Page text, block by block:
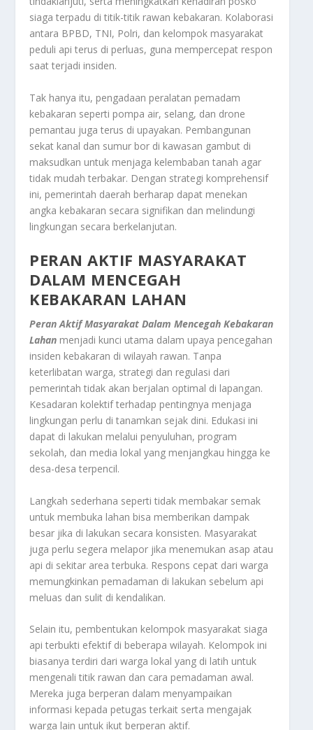
siaga terpadu di titik-titik rawan kebakaran. Kolaborasi
antara BPBD, TNI, Polri, dan kelompok masyarakat
peduli api terus di perluas, guna mempercepat respon
saat terjadi insiden.
Tak hanya itu, pengadaan peralatan pemadam
kebakaran seperti pompa air, selang, dan drone
pemantau juga terus di upayakan. Pembangunan
sekat kanal dan sumur bor di kawasan gambut di
maksudkan untuk menjaga kelembaban tanah agar
tidak mudah terbakar. Dengan strategi komprehensif
ini, pemerintah daerah berharap dapat menekan
angka kebakaran secara signifikan dan melindungi
lingkungan secara berkelanjutan.
PERAN AKTIF MASYARAKAT
DALAM MENCEGAH
KEBAKARAN LAHAN
Peran Aktif Masyarakat Dalam Mencegah Kebakaran
Lahan menjadi kunci utama dalam upaya pencegahan
insiden kebakaran di wilayah rawan. Tanpa
keterlibatan warga, strategi dan regulasi dari
pemerintah tidak akan berjalan optimal di lapangan.
Kesadaran kolektif terhadap pentingnya menjaga
lingkungan perlu di tanamkan sejak dini. Edukasi ini
dapat di lakukan melalui penyuluhan, program
sekolah, dan media lokal yang menjangkau hingga ke
desa-desa terpencil.
Langkah sederhana seperti tidak membakar semak
untuk membuka lahan bisa memberikan dampak
besar jika di lakukan secara konsisten. Masyarakat
juga perlu segera melapor jika menemukan asap atau
api di sekitar area terbuka. Respons cepat dari warga
memungkinkan pemadaman di lakukan sebelum api
meluas dan sulit di kendalikan.
Selain itu, pembentukan kelompok masyarakat siaga
api terbukti efektif di beberapa wilayah. Kelompok ini
biasanya terdiri dari warga lokal yang di latih untuk
mengenali titik rawan dan cara pemadaman awal.
Mereka juga berperan dalam menyampaikan
informasi kepada petugas terkait serta mengajak
warga lain untuk ikut berperan aktif.